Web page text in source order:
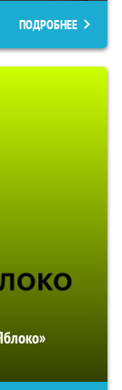
ПОДРОБНЕЕ